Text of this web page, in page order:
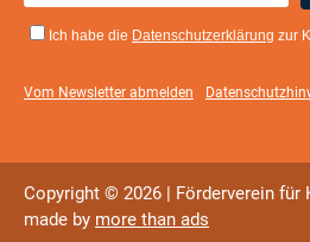
Ich habe die Datenschutzerklärung zur
Vom Newsletter abmelden
Copyright © 2026 | Förderverein für
made by more than ads